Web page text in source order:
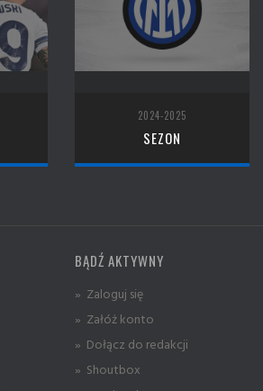
2024-2025
SEZON
BĄDŹ AKTYWNY
» Zaloguj się
» Załóż konto
» Dołącz do redakcji
» Shoutbox